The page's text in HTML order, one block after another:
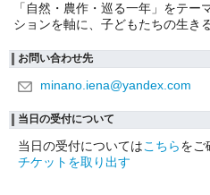
「自然・農作・巡る一年」をテ
ションを軸に、子どもたちの生き
お問い合わせ先
minano.iena@yandex.com
当日の受付について
当日の受付についてはこちらをご
チケットを取り出す